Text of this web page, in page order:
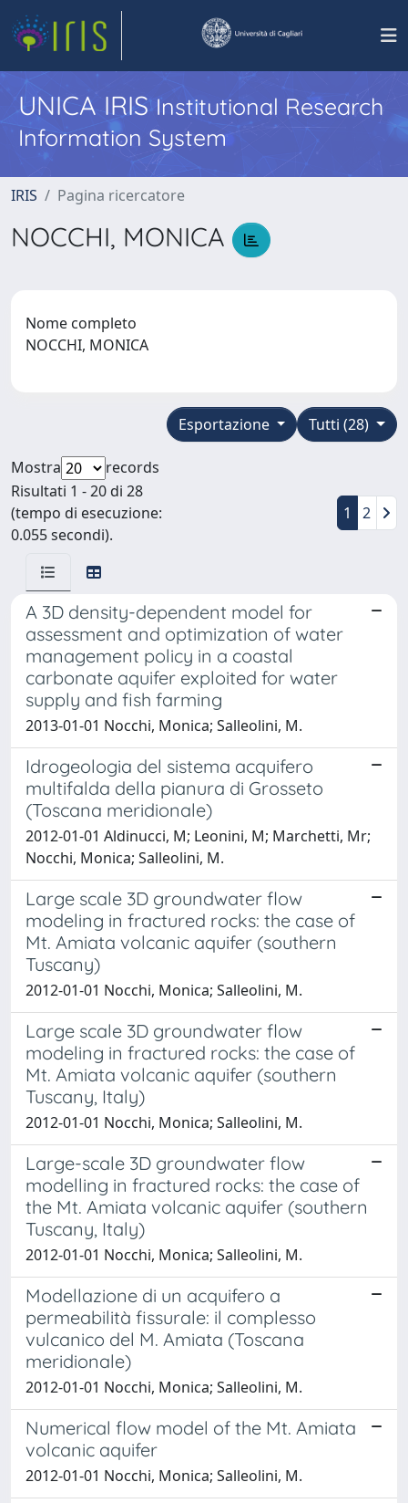
UNICA IRISInstitutional Research
Information System
IRIS Pagina ricercatore
NOCCHI, MONICA
Nome completo
NOCCHI, MONICA
Tutti (28)
Esportazione
Mostra
records
Risultati 1 - 20 di 28
(tempo di esecuzione:
0.055 secondi).
1 2
A 3D density-dependent model for
assessment and optimization of water
management policy in a coastal
carbonate aquifer exploited for water
supply and fish farming
2013-01-01 Nocchi, Monica; Salleolini, M.
Idrogeologia del sistema acquifero
multifalda della pianura di Grosseto
(Toscana meridionale)
2012-01-01 Aldinucci, M; Leonini, M; Marchetti, Mr;
Nocchi, Monica; Salleolini, M.
Large scale 3D groundwater flow
modeling in fractured rocks: the case of
Mt. Amiata volcanic aquifer (southern
Tuscany)
2012-01-01 Nocchi, Monica; Salleolini, M.
Large scale 3D groundwater flow
modeling in fractured rocks: the case of
Mt. Amiata volcanic aquifer (southern
Tuscany, Italy)
2012-01-01 Nocchi, Monica; Salleolini, M.
Large-scale 3D groundwater flow
modelling in fractured rocks: the case of
the Mt. Amiata volcanic aquifer (southern
Tuscany, Italy)
2012-01-01 Nocchi, Monica; Salleolini, M.
Modellazione di un acquifero a
permeabilità fissurale: il complesso
vulcanico del M. Amiata (Toscana
meridionale)
2012-01-01 Nocchi, Monica; Salleolini, M.
Numerical flow model of the Mt. Amiata
volcanic aquifer
2012-01-01 Nocchi, Monica; Salleolini, M.